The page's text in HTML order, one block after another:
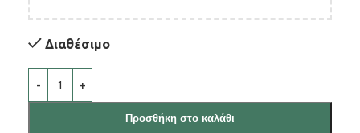
Διαθέσιμο
Προσθήκη στο καλάθι